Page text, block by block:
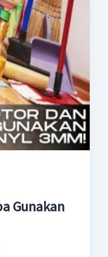
Gunakan